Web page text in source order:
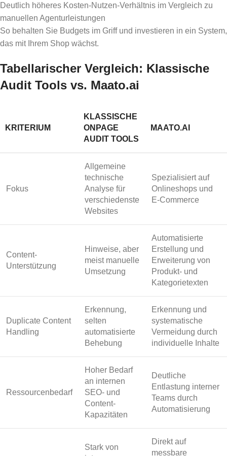
Deutlich höheres Kosten-Nutzen-Verhältnis im Vergleich zu
manuellen Agenturleistungen
So behalten Sie Budgets im Griff und investieren in ein System,
das mit Ihrem Shop wächst.
Tabellarischer Vergleich: Klassische
Audit Tools vs. Maato.ai
KRITERIUM
KLASSISCHE
ONPAGE
AUDIT TOOLS
MAATO.AI
Fokus
Allgemeine
technische
Analyse für
verschiedenste
Websites
Spezialisiert auf
Onlineshops und
E-Commerce
Content-
Unterstützung
Hinweise, aber
meist manuelle
Umsetzung
Automatisierte
Erstellung und
Erweiterung von
Produkt- und
Kategorietexten
Duplicate Content
Handling
Erkennung,
selten
automatisierte
Behebung
Erkennung und
systematische
Vermeidung durch
individuelle Inhalte
Ressourcenbedarf
Hoher Bedarf
an internen
SEO- und
Content-
Kapazitäten
Deutliche
Entlastung interner
Teams durch
Automatisierung
Stark von
Direkt auf
messbare